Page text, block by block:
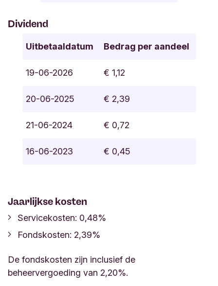
Dividend
Uitbetaaldatum Bedrag per aandeel
19-06-2026 € 1,12
20-06-2025 € 2,39
21-06-2024 € 0,72
16-06-2023 € 0,45
Jaarlijkse kosten
Servicekosten: 0,48%
Fondskosten: 2,39%
De fondskosten zijn inclusief de
beheervergoeding van 2,20%.